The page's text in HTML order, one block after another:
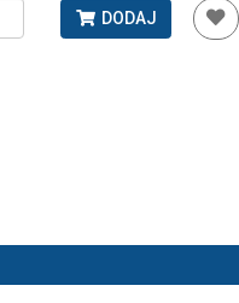
DODAJ
Antidekubitalni
HF6001 s